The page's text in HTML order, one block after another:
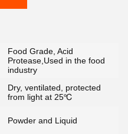
Food Grade, Acid
Protease,Used in the food
industry
Dry, ventilated, protected
from light at 25℃
Powder and Liquid